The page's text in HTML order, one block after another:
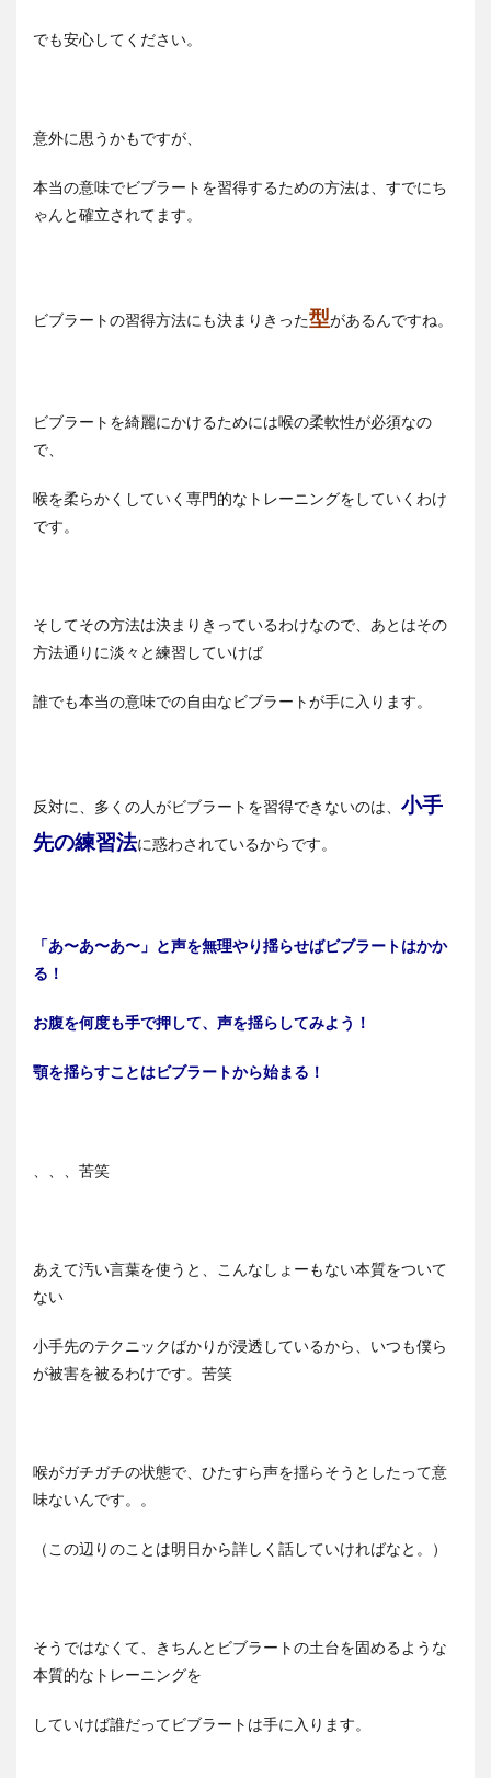
でも安心してください。
意外に思うかもですが、
本当の意味でビブラートを習得するための方法は、すでにち
ゃんと確立されてます。
ビブラートの習得方法にも決まりきった型があるんですね。
ビブラートを綺麗にかけるためには喉の柔軟性が必須なの
で、
喉を柔らかくしていく専門的なトレーニングをしていくわけ
です。
そしてその方法は決まりきっているわけなので、あとはその
方法通りに淡々と練習していけば
誰でも本当の意味での自由なビブラートが手に入ります。
反対に、多くの人がビブラートを習得できないのは、 小手
先の練習法に惑わされているからです。
「あ〜あ〜あ〜」と声を無理やり揺らせばビブラートはかか
る！
お腹を何度も手で押して、声を揺らしてみよう！
顎を揺らすことはビブラートから始まる！
、、、苦笑
あえて汚い言葉を使うと、こんなしょーもない本質をついて
ない
小手先のテクニックばかりが浸透しているから、いつも僕ら
が被害を被るわけです。苦笑
喉がガチガチの状態で、ひたすら声を揺らそうとしたって意
味ないんです。。
（この辺りのことは明日から詳しく話していければなと。）
そうではなくて、きちんとビブラートの土台を固めるような
本質的なトレーニングを
していけば誰だってビブラートは手に入ります。